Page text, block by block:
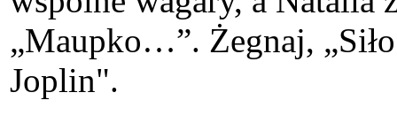
„Maupko…”. Żegnaj,
Joplin".